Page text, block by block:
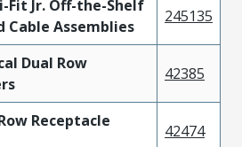
Fit Jr. Off-the-Shelf
Cable Assemblies
245135
Dual Row
42385
Receptacle
42474